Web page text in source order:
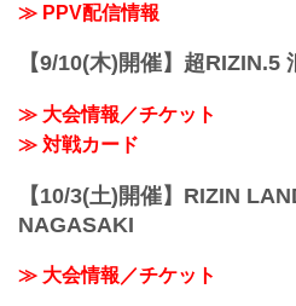
≫ PPV配信情報
【9/10(木)開催】超RIZIN.5
≫ 大会情報／チケット
≫ 対戦カード
【10/3(土)開催】RIZIN
NAGASAKI
≫ 大会情報／チケット